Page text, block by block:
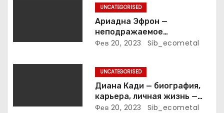
UNCATEGORISED
Ариадна Эфрон —
неподражаемое
вокзальное
оценочно-аналитическое
общепостижимое явление
известной русской
поэтессы
Фев 20, 2023 Sib_ecometal
UNCATEGORISED
Диана Кади — биография,
карьера, личная жизнь —
актуальная информация
Фев 20, 2023 Sib_ecometal